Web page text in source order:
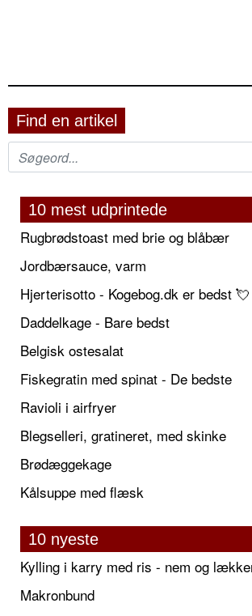
Find en artikel
10 mest udprintede
Rugbrødstoast med brie og blåbær
Jordbærsauce, varm
Hjerterisotto - Kogebog.dk er bedst 💘
Daddelkage - Bare bedst
Belgisk ostesalat
Fiskegratin med spinat - De bedste
Ravioli i airfryer
Blegselleri, gratineret, med skinke
Brødæggekage
Kålsuppe med flæsk
10 nyeste
Kylling i karry med ris - nem og
Makronbund